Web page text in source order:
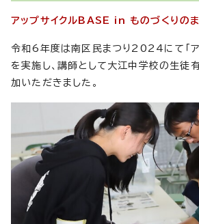
アップサイクルBASE in ものづくりの
令和6年度は南区民まつり2024にて「ア
を実施し、講師として大江中学校の生徒
加いただきました。